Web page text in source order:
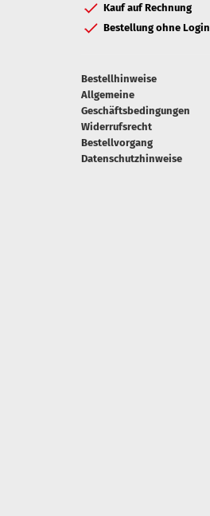
Kauf auf Rechnung
Bestellung ohne Login
Bestellhinweise
Allgemeine
Geschäftsbedingungen
Widerrufsrecht
Bestellvorgang
Datenschutzhinweise